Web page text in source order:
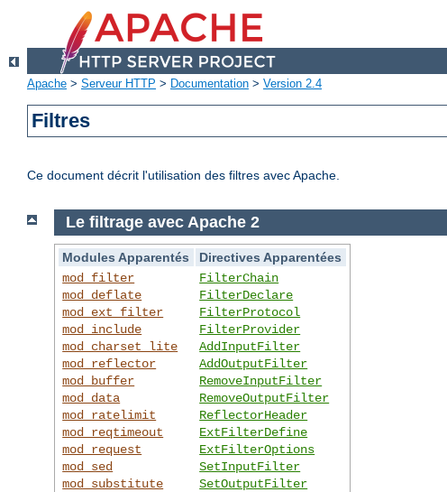
Apache > Serveur HTTP > Documentation > Version 2.4
Filtres
Ce document décrit l'utilisation des filtres avec Apache.
Le filtrage avec Apache 2
Modules Apparentés
Directives Apparentées
mod_filter
mod_deflate
mod_ext_filter
mod_include
mod_charset_lite
mod_reflector
mod_buffer
mod_data
mod_ratelimit
mod_reqtimeout
mod_request
mod_sed
mod_substitute
FilterChain
FilterDeclare
FilterProtocol
FilterProvider
AddInputFilter
AddOutputFilter
RemoveInputFilter
RemoveOutputFilter
ReflectorHeader
ExtFilterDefine
ExtFilterOptions
SetInputFilter
SetOutputFilter